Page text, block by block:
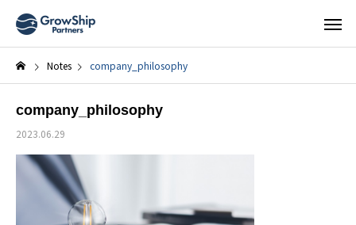
Notes company_philosophy
company_philosophy
2023.06.29